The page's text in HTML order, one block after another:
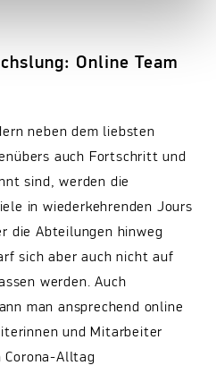
Online Team
neben dem liebsten
auch Fortschritt und
sind, werden die
in wiederkehrenden Jours
die Abteilungen hinweg
sich aber auch nicht auf
werden. Auch
man ansprechend online
und Mitarbeiter
Corona-Alltag